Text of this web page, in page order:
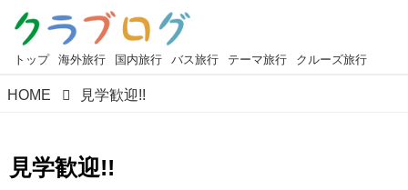
トップ 海外旅行 国内旅行 バス旅行 テーマ旅行 クルーズ旅行
HOME 見学歓迎!!
見学歓迎!!